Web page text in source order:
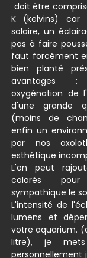
doit être
K (kelvins) car
solaire, un
pas à faire
faut forcément
bien planté
avantages :
oxygénation de
d'une grande
(moins de
enfin un
par nos
esthétique
L'on peut
colorés
sympathique le
L'intensité de
lumens et
votre aquarium.
litre), je mets
personnellement